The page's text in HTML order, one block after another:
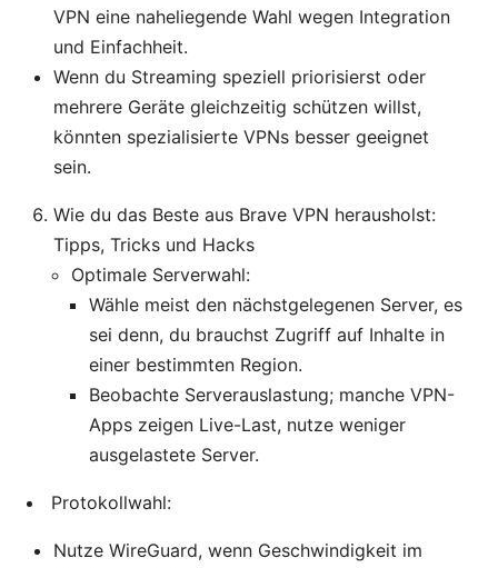
VPN eine naheliegende Wahl wegen Integration
und Einfachheit.
Wenn du Streaming speziell priorisierst oder
mehrere Geräte gleichzeitig schützen willst,
könnten spezialisierte VPNs besser geeignet
sein.
Wie du das Beste aus Brave VPN herausholst:
Tipps, Tricks und Hacks
Optimale Serverwahl:
Wähle meist den nächstgelegenen Server, es
sei denn, du brauchst Zugriff auf Inhalte in
einer bestimmten Region.
Beobachte Serverauslastung; manche VPN-
Apps zeigen Live-Last, nutze weniger
ausgelastete Server.
Protokollwahl:
Nutze WireGuard, wenn Geschwindigkeit im